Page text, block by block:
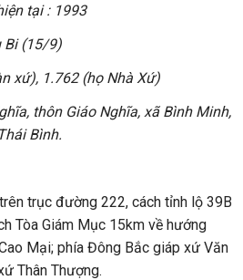
tại : 1993
Bi (15/9)
xứ), 1.762 (họ Nhà Xứ)
thôn Giáo Nghĩa, xã Bình Minh,
Bình.
trục đường 222, cách tỉnh lộ 39B
Tòa Giám Mục 15km về hướng
Mại; phía Đông Bắc giáp xứ Văn
Thân Thượng.